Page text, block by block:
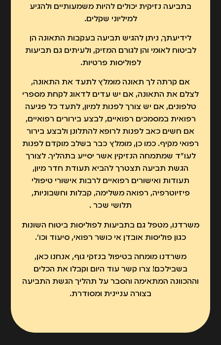
בתביעה נזיקית יכולים להיות משמעותיים ולהגיע
למיליוני שקלים.
לידיעתך, ניתן להגיש תביעה בעקבות התאונה הן
לביטוח לאומי והן לגורם המזיק, ולעיתים גם תביעות
לפוליסות פרטיות.
אם קרתה לך תאונה מומלץ לתעד את התאונה,
לצלם את התאונה, אם יש עדים לדאוג לקחת מספרי
טלפונים, אם יש צורך לפנות למיון, לתעד כל פגיעה
רפואית במסמכים רפואיים, לבצע בירורים רפואיים,
אם חשים כאב לפנות לרופא להתלונן ולבצע בירור
רפואי מקיף. כמו כן, מומלץ כבר בשלב מוקדם לפנות
לעו"ד שמתמחה הנזיקין אשר יסייע בתהליך. לצורך
הגשת תביעה תצטרך להביא תעודת חדר מיון,
תעודות ואישורים רפואיים לרבות אישורי טיפולי
פיזיוטרפיה, רפואה משלימה, קבלות וחשבוניות,
תלושי שכר .
משרדנו, מטפל גם בתביעות לפוליסות ביטוח השונות
כגון פוליסות אובדן אי כושר רפואי, סיעוד וכו'.
משרדנו מומחה בטיפול בנזקי גוף, אנחנו כאן,
בשבילכם! צרו קשר עוד היום וקבלו את הכלים
וההכוונה המתאימה והסבר על תהליך הגשת התביעה
בצורה עניינית ומסודרת.